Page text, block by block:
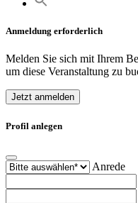
Anmeldung erforderlich
Melden Sie sich mit Ihrem
um diese Veranstaltung zu
Jetzt anmelden
Profil anlegen
Anrede